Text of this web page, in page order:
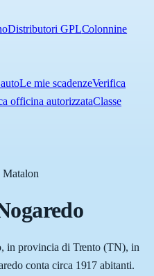
Distributori GPLColonnine
Le mie scadenzeVerifica
officina autorizzataClasse
Matalon
in provincia di Trento (TN), in
conta circa 1917 abitanti.